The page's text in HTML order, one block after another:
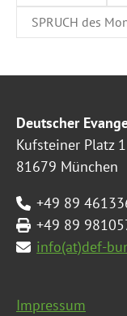
SPRUCH des
Deutscher
Kufsteiner Platz 1
81679 München
+49 89
+49 89
info(at)def-
Impressum